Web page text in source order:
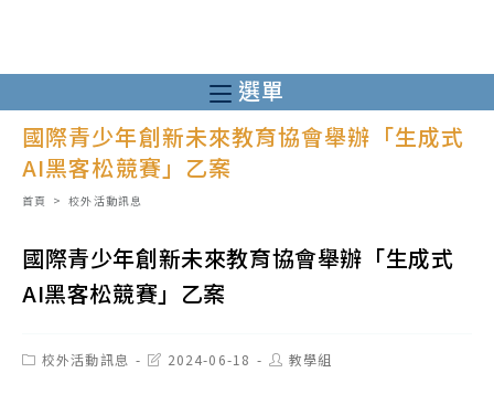
至
主
內
選單
國際青少年創新未來教育協會舉辦「生成式
AI黑客松競賽」乙案
首頁 > 校外活動訊息
國際青少年創新未來教育協會舉辦「生成式
AI黑客松競賽」乙案
Post校外活動訊息
Post2024-06-18
Post教學組